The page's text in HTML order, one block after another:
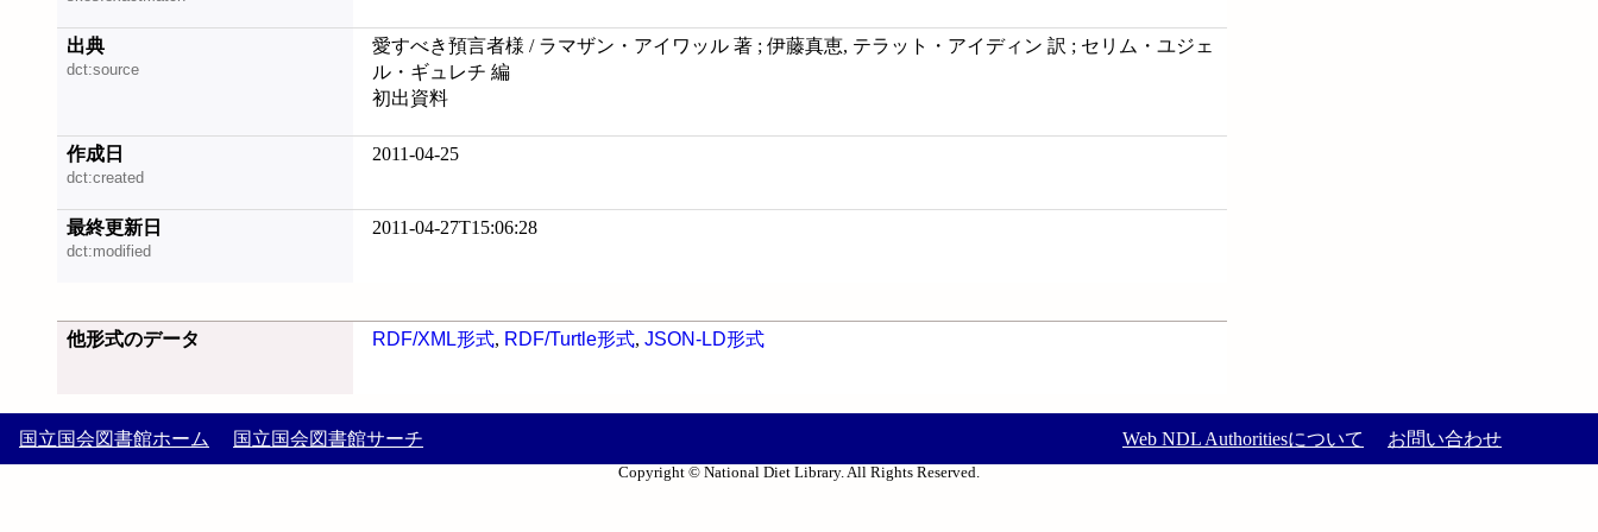
出典
dct:source
愛すべき預言者様 / ラマザン・アイワッル 著 ; 伊藤真恵, テラット・アイディン 訳 ; セリム・ユジェ
ル・ギュレチ 編
初出資料
作成日
dct:created
2011-04-25
最終更新日
dct:modified
2011-04-27T15:06:28
他形式のデータ RDF/XML形式, RDF/Turtle形式, JSON-LD形式
国立国会図書館ホーム 国立国会図書館サーチ Web NDL Authoritiesについて お問い合わせ
Copyright © National Diet Library. All Rights Reserved.